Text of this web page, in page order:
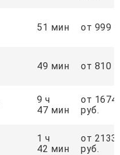
51 мин от 999
49 мин от 810
9 ч
47 мин
от
руб.
1 ч
42 мин
от 2133
руб.